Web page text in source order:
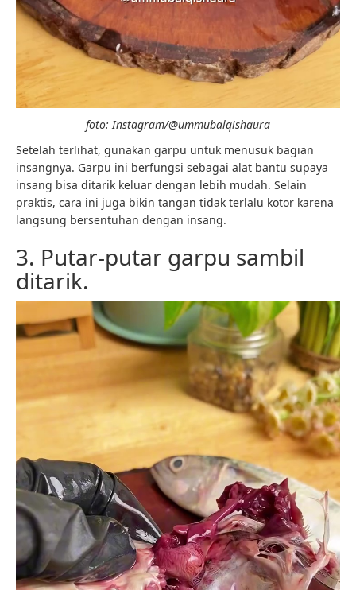
foto: Instagram/@ummubalqishaura
Setelah terlihat, gunakan garpu untuk menusuk bagian
insangnya. Garpu ini berfungsi sebagai alat bantu supaya
insang bisa ditarik keluar dengan lebih mudah. Selain
praktis, cara ini juga bikin tangan tidak terlalu kotor karena
langsung bersentuhan dengan insang.
3. Putar-putar garpu sambil
ditarik.